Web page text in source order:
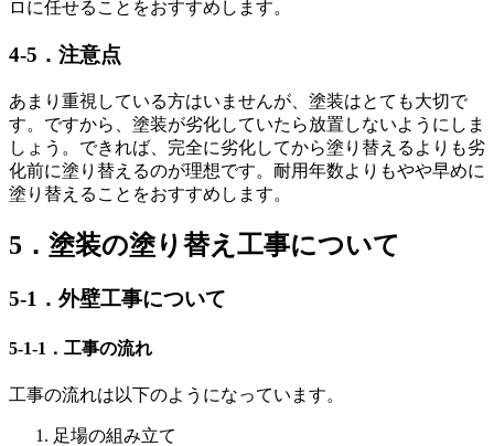
ロに任せることをおすすめします。
4-5．注意点
あまり重視している方はいませんが、塗装はとても大切で
す。ですから、塗装が劣化していたら放置しないようにしま
しょう。できれば、完全に劣化してから塗り替えるよりも劣
化前に塗り替えるのが理想です。耐用年数よりもやや早めに
塗り替えることをおすすめします。
5．塗装の塗り替え工事について
5-1．外壁工事について
5-1-1．工事の流れ
工事の流れは以下のようになっています。
足場の組み立て